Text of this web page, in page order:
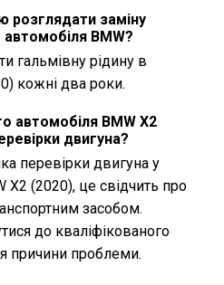
розглядати заміну
автомобіля BMW?
гальмівну рідину в
кожні два роки.
автомобіля BMW X2
двигуна?
перевірки двигуна у
X2 (2020), це свідчить про
засобом.
до кваліфікованого
причини проблеми.